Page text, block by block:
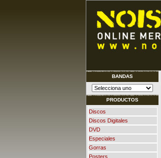
BANDAS
PRODUCTOS
Discos
Discos Digitales
DVD
Especiales
Gorras
Posters